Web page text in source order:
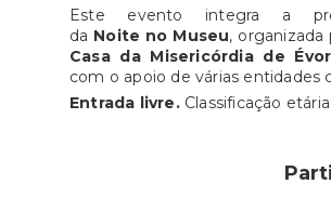
Este evento integra a
da Noite no Museu, organizada
Casa da Misericórdia de
com o apoio de várias entidades
Entrada livre.Classificação